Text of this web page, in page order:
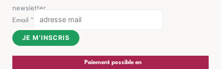
newsletter
Email *
JE M'INSCRIS
Paiement possible en